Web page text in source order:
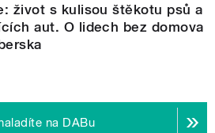
život s kulisou štěkotu psů a
aut. O lidech bez domova
na DABu